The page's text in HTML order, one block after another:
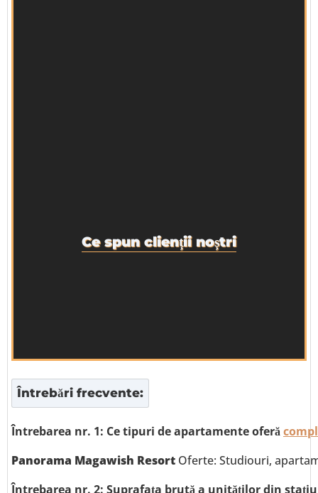
Ce spun clienții noștri
Întrebări frecvente:
Întrebarea nr. 1: Ce tipuri de apartamente oferă
Panorama Magawish Resort Oferte: Studiouri,
Întrebarea nr. 2: Suprafața brută a unităților din